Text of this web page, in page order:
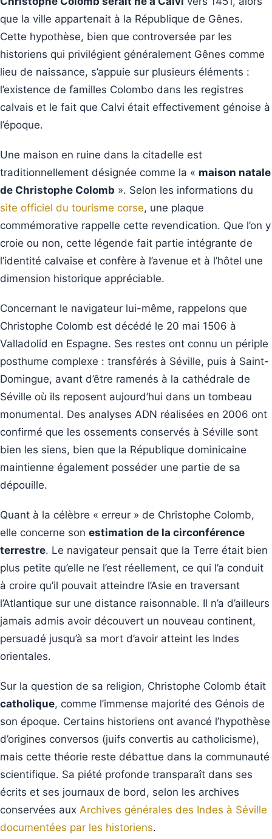
que la ville appartenait à la République de Gênes.
Cette hypothèse, bien que controversée par les
historiens qui privilégient généralement Gênes comme
lieu de naissance, s’appuie sur plusieurs éléments :
l’existence de familles Colombo dans les registres
calvais et le fait que Calvi était effectivement génoise à
l’époque.
Une maison en ruine dans la citadelle est
traditionnellement désignée comme la « maison natale
de Christophe Colomb ». Selon les informations du
site officiel du tourisme corse, une plaque
commémorative rappelle cette revendication. Que l’on y
croie ou non, cette légende fait partie intégrante de
l’identité calvaise et confère à l’avenue et à l’hôtel une
dimension historique appréciable.
Concernant le navigateur lui-même, rappelons que
Christophe Colomb est décédé le 20 mai 1506 à
Valladolid en Espagne. Ses restes ont connu un périple
posthume complexe : transférés à Séville, puis à Saint-
Domingue, avant d’être ramenés à la cathédrale de
Séville où ils reposent aujourd’hui dans un tombeau
monumental. Des analyses ADN réalisées en 2006 ont
confirmé que les ossements conservés à Séville sont
bien les siens, bien que la République dominicaine
maintienne également posséder une partie de sa
dépouille.
Quant à la célèbre « erreur » de Christophe Colomb,
elle concerne son estimation de la circonférence
terrestre. Le navigateur pensait que la Terre était bien
plus petite qu’elle ne l’est réellement, ce qui l’a conduit
à croire qu’il pouvait atteindre l’Asie en traversant
l’Atlantique sur une distance raisonnable. Il n’a d’ailleurs
jamais admis avoir découvert un nouveau continent,
persuadé jusqu’à sa mort d’avoir atteint les Indes
orientales.
Sur la question de sa religion, Christophe Colomb était
catholique, comme l’immense majorité des Génois de
son époque. Certains historiens ont avancé l’hypothèse
d’origines conversos (juifs convertis au catholicisme),
mais cette théorie reste débattue dans la communauté
scientifique. Sa piété profonde transparaît dans ses
écrits et ses journaux de bord, selon les archives
conservées aux Archives générales des Indes à Séville
documentées par les historiens.